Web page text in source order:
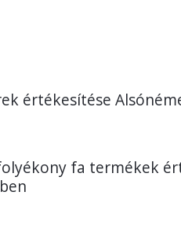
értékesítése
fa termékek